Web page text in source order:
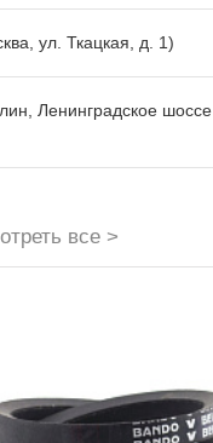
ул. Ткацкая, д. 1)
Ленинградское шоссе
все >